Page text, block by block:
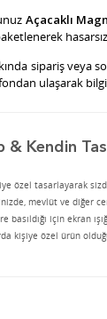
Açacaklı
sipariş veya
ulaşarak
& Kendin
özel tasarlayarak
mevlüt ve diğer
basıldığı için ekran
kişiye özel ürün